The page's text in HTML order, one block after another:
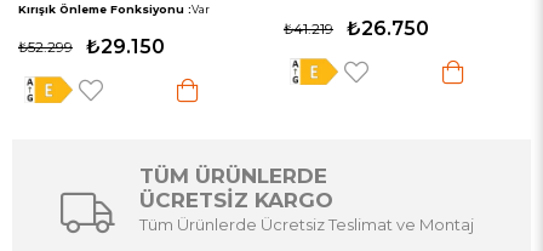
Kırışık Önleme Fonksiyonu :Var
₺29.150
₺52.299
₺26.750
₺41.219
TÜM ÜRÜNLERDE
ÜCRETSİZ KARGO
Tüm Ürünlerde Ücretsiz Teslimat ve Montaj